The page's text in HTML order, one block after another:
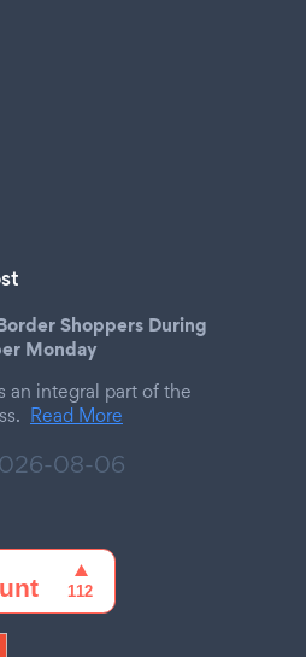
Shoppers During
Monday
an integral part of the
Read More
08-06